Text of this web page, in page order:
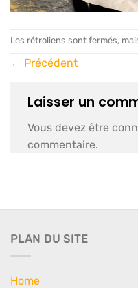
Les rétroliens sont fermés,
← Précédent
Laisser un
Vous devez être
commentaire.
PLAN DU SITE
Home